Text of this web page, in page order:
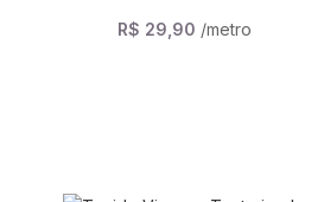
R$ 29,90 /metro